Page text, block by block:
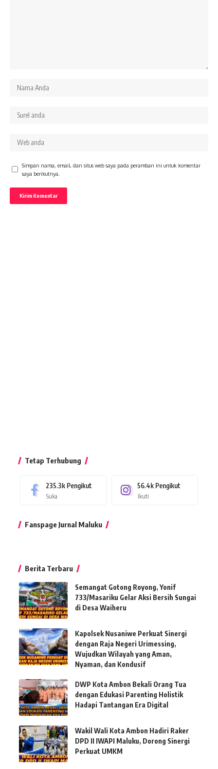
Simpan nama, email, dan situs web saya pada peramban ini untuk komentar
saya berikutnya.
Tetap Terhubung
235.3k Pengikut
Suka
56.4k Pengikut
Ikuti
Fanspage Jurnal Maluku
Berita Terbaru
Semangat Gotong Royong, Yonif
733/Masariku Gelar Aksi Bersih Sungai
di Desa Waiheru
Kapolsek Nusaniwe Perkuat Sinergi
dengan Raja Negeri Urimessing,
Wujudkan Wilayah yang Aman,
Nyaman, dan Kondusif
DWP Kota Ambon Bekali Orang Tua
dengan Edukasi Parenting Holistik
Hadapi Tantangan Era Digital
Wakil Wali Kota Ambon Hadiri Raker
DPD II IWAPI Maluku, Dorong Sinergi
Perkuat UMKM